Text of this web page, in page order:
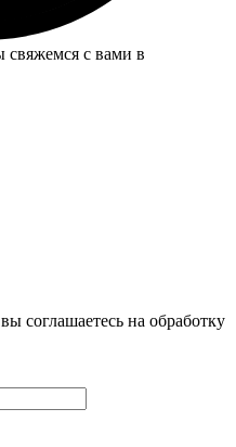
с вами в
соглашаетесь на обработку